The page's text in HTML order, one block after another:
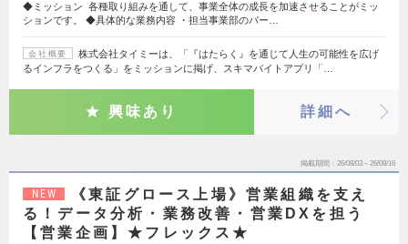
◆ミッション 各種取り組みを通して、事業全体の成長を加速させることがミッ
ションです。 ◆具体的な業務内容 ・担当事業部のパー…
会社概要
株式会社タイミーは、「『はたらく』を通じて人生の可能性を広げ
るインフラをつくる」をミッションに掲げ、スキマバイトアプリ「…
興味あり 詳細へ
掲載期間 26/08/03～26/08/16
NEW
《東証グロース上場》営業組織を支え
る！データ分析・業務改善・営業DXを担う
【営業企画】★フレックス★